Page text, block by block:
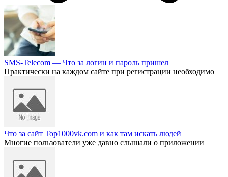
SMS-Telecom — Что за логин и пароль пришел
Практически на каждом сайте при регистрации необходимо
Что за сайт Top1000vk.com и как там искать людей
Многие пользователи уже давно слышали о приложении